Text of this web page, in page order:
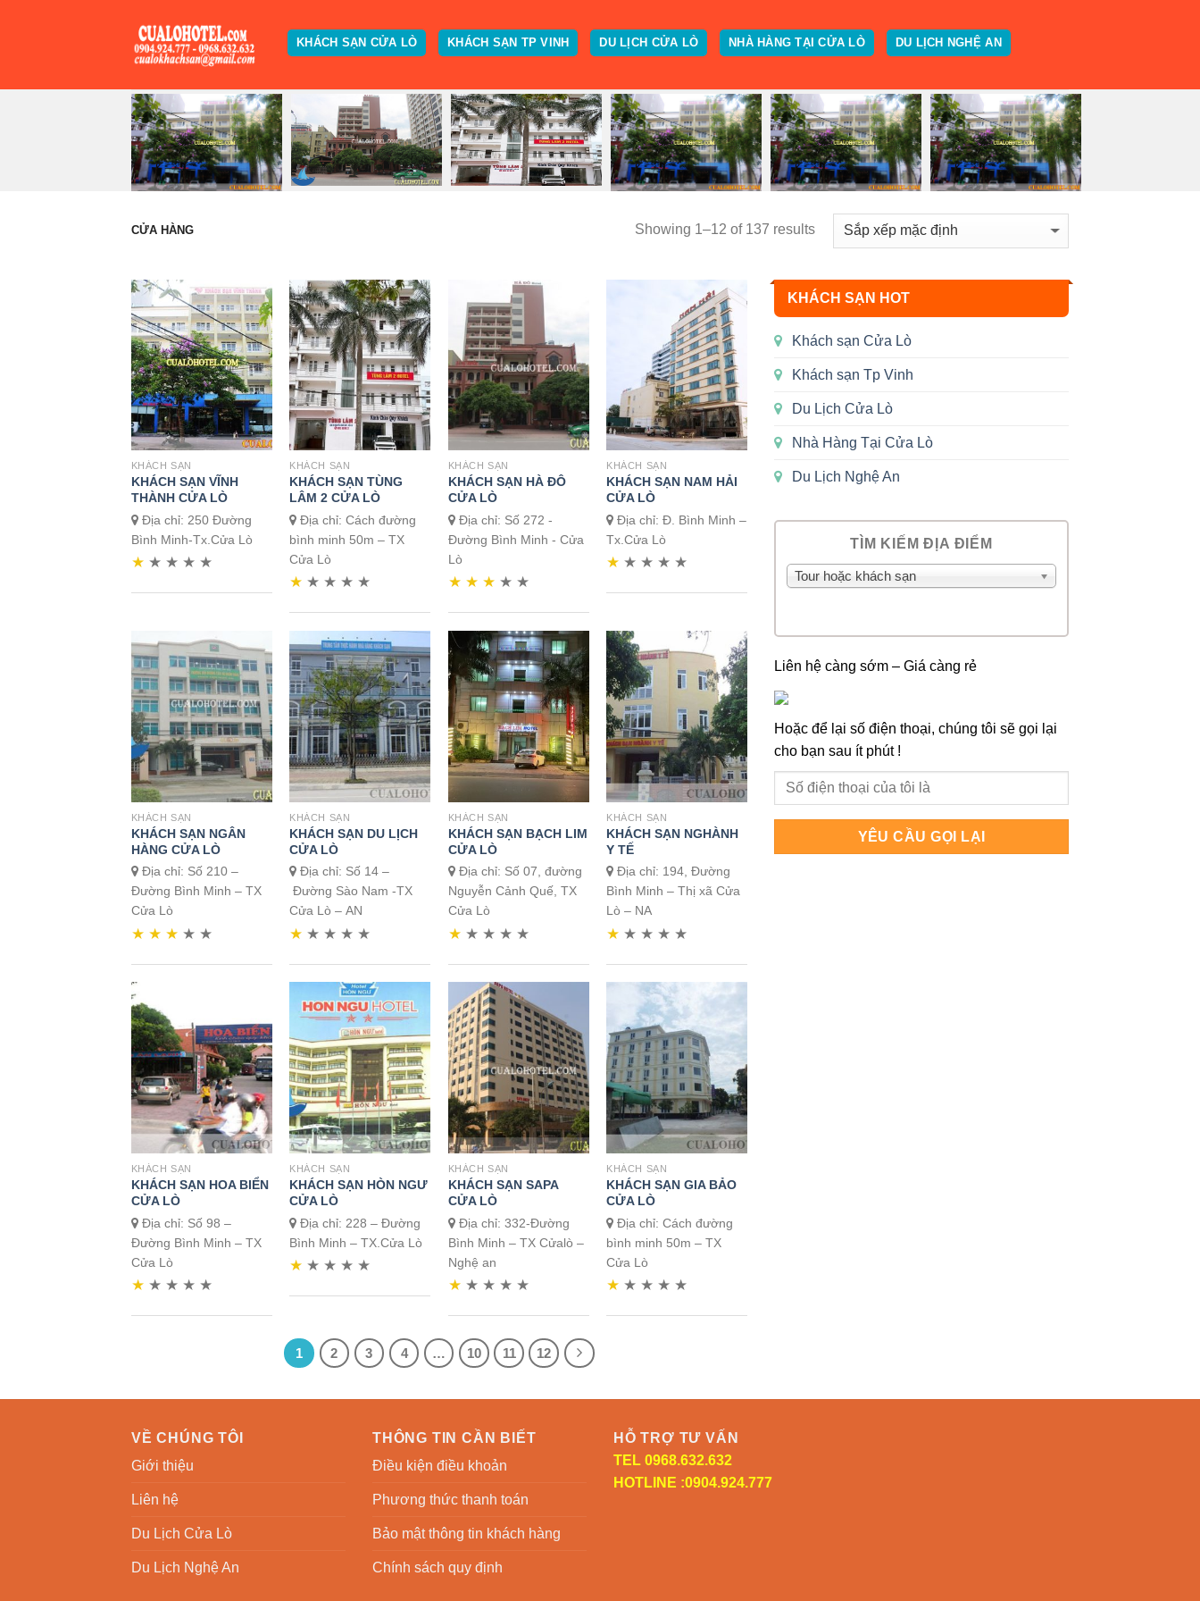
KHÁCH SẠN CỬA LÒ KHÁCH SẠN TP VINH DU LỊCH CỬA LÒ NHÀ HÀNG TẠI CỬA LÒ DU LỊCH NGHỆ AN
CỬA HÀNG Showing 1–12 of 137 results
KHÁCH SẠN
KHÁCH SẠN VĨNH
THÀNH CỬA LÒ
Địa chỉ: 250 Đường
Bình Minh-Tx.Cửa Lò
★ ★ ★ ★ ★
KHÁCH SẠN
KHÁCH SẠN TÙNG
LÂM 2 CỬA LÒ
Địa chỉ: Cách đường
bình minh 50m – TX
Cửa Lò
★ ★ ★ ★ ★
KHÁCH SẠN
KHÁCH SẠN HÀ ĐÔ
CỬA LÒ
Địa chỉ: Số 272 -
Đường Bình Minh - Cửa
Lò
★ ★ ★ ★ ★
KHÁCH SẠN
KHÁCH SẠN NAM HẢI
CỬA LÒ
Địa chỉ: Đ. Bình Minh –
Tx.Cửa Lò
★ ★ ★ ★ ★
KHÁCH SẠN
KHÁCH SẠN NGÂN
HÀNG CỬA LÒ
Địa chỉ: Số 210 –
Đường Bình Minh – TX
Cửa Lò
★ ★ ★ ★ ★
KHÁCH SẠN
KHÁCH SẠN DU LỊCH
CỬA LÒ
Địa chỉ: Số 14 –
Đường Sào Nam -TX
Cửa Lò – AN
★ ★ ★ ★ ★
KHÁCH SẠN
KHÁCH SẠN BẠCH LIM
CỬA LÒ
Địa chỉ: Số 07, đường
Nguyễn Cảnh Quế, TX
Cửa Lò
★ ★ ★ ★ ★
KHÁCH SẠN
KHÁCH SẠN NGHÀNH
Y TẾ
Địa chỉ: 194, Đường
Bình Minh – Thị xã Cửa
Lò – NA
★ ★ ★ ★ ★
KHÁCH SẠN
KHÁCH SẠN HOA BIỂN
CỬA LÒ
Địa chỉ: Số 98 –
Đường Bình Minh – TX
Cửa Lò
★ ★ ★ ★ ★
KHÁCH SẠN
KHÁCH SẠN HÒN NGƯ
CỬA LÒ
Địa chỉ: 228 – Đường
Bình Minh – TX.Cửa Lò
★ ★ ★ ★ ★
KHÁCH SẠN
KHÁCH SẠN SAPA
CỬA LÒ
Địa chỉ: 332-Đường
Bình Minh – TX Cửalò –
Nghệ an
★ ★ ★ ★ ★
KHÁCH SẠN
KHÁCH SẠN GIA BẢO
CỬA LÒ
Địa chỉ: Cách đường
bình minh 50m – TX
Cửa Lò
★ ★ ★ ★ ★
1 2 3 4 … 10 11 12
KHÁCH SẠN HOT
Khách sạn Cửa Lò
Khách sạn Tp Vinh
Du Lịch Cửa Lò
Nhà Hàng Tại Cửa Lò
Du Lịch Nghệ An
TÌM KIẾM ĐỊA ĐIỂM
Tour hoặc khách sạn
Liên hệ càng sớm – Giá càng rẻ
Hoặc để lại số điện thoại, chúng tôi sẽ gọi lại
cho bạn sau ít phút !
VỀ CHÚNG TÔI
Giới thiệu
Liên hệ
Du Lịch Cửa Lò
Du Lịch Nghệ An
THÔNG TIN CẦN BIẾT
Điều kiện điều khoản
Phương thức thanh toán
Bảo mật thông tin khách hàng
Chính sách quy định
HỖ TRỢ TƯ VẤN
TEL 0968.632.632
HOTLINE :0904.924.777